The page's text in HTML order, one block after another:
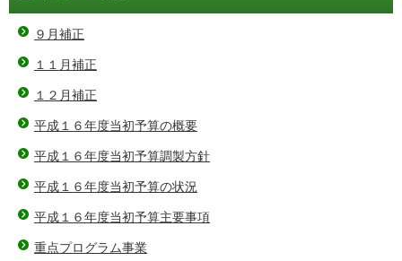
９月補正
１１月補正
１２月補正
平成１６年度当初予算の概要
平成１６年度当初予算調製方針
平成１６年度当初予算の状況
平成１６年度当初予算主要事項
重点プログラム事業